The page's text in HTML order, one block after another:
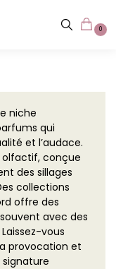
0
niche
qui
et l’audace.
conçue
des sillages
collections
offre des
avec des
vous
provocation et